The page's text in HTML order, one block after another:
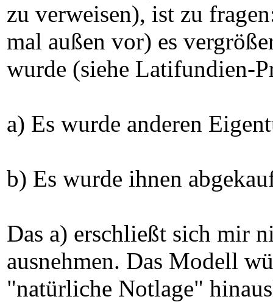
zu verweisen), ist zu
mal außen vor) es
wurde (siehe Latifundien-
a) Es wurde anderen
b) Es wurde ihnen
Das a) erschließt sich mir
ausnehmen. Das Modell
"natürliche Notlage"